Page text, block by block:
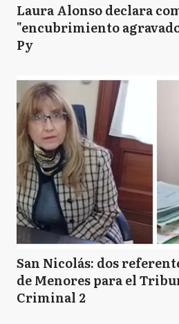
Laura Alonso declara
"encubrimiento
Py
San Nicolás: dos
de Menores para el
Criminal 2